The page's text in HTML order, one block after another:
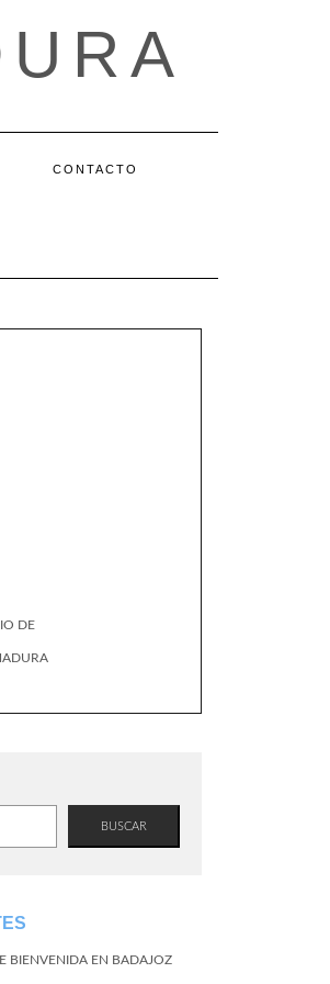
CONTACTO
DE
BUSCAR
BIENVENIDA EN BADAJOZ